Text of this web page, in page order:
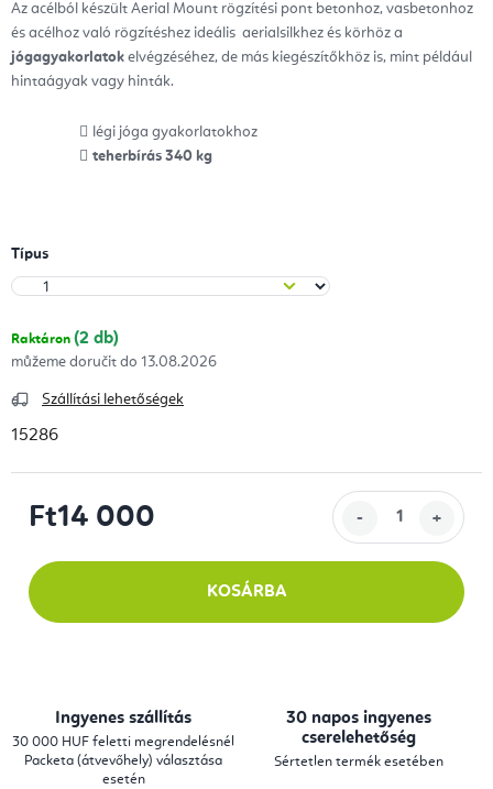
Az acélból készült Aerial Mount rögzítési pont betonhoz, vasbetonhoz
és acélhoz való rögzítéshez ideális aerialsilkhez és körhöz a
jógagyakorlatok elvégzéséhez, de más kiegészítőkhöz is, mint például
hintaágyak vagy hinták.
légi jóga gyakorlatokhoz
teherbírás 340 kg
Típus
Raktáron (2 db)
13.08.2026
Szállítási lehetőségek
15286
Ft14 000
KOSÁRBA
Ingyenes szállítás
30 000 HUF feletti megrendelésnél
Packeta (átvevőhely) választása
esetén
30 napos ingyenes
cserelehetőség
Sértetlen termék esetében